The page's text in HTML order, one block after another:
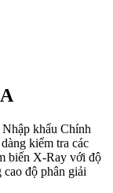
khẩu Chính
kiểm tra các
biến X-Ray với độ
cao độ phân giải